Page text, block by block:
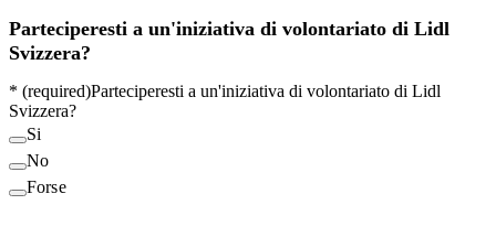
Parteciperesti a un'iniziativa di volontariato di Lidl
Svizzera?
* (required)Parteciperesti a un'iniziativa di volontariato di Lidl
Svizzera?
Si
No
Forse